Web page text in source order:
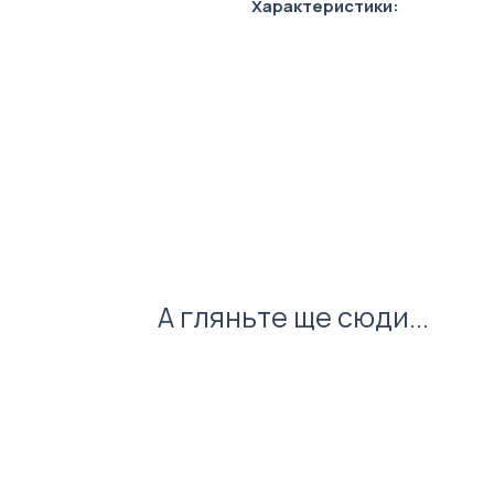
Характеристики:
А гляньте ще сюди...